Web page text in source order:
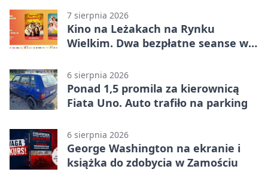
podział punktów po bezbramkowej
pierwszej połowie
7 sierpnia 2026
Kino na Leżakach na Rynku
Wielkim. Dwa bezpłatne seanse w
6 sierpnia 2026
Ponad 1,5 promila za kierownicą
Fiata Uno. Auto trafiło na parking
6 sierpnia 2026
George Washington na ekranie i
książka do zdobycia w Zamościu